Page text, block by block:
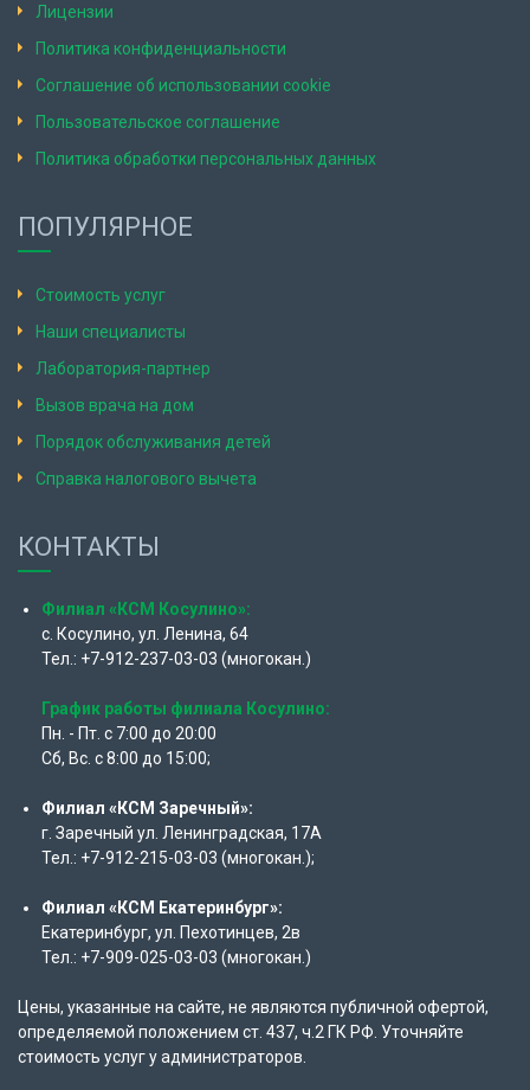
Лицензии
Политика конфиденциальности
Соглашение об использовании cookie
Пользовательское соглашение
Политика обработки персональных данных
ПОПУЛЯРНОЕ
Стоимость услуг
Наши специалисты
Лаборатория-партнер
Вызов врача на дом
Порядок обслуживания детей
Справка налогового вычета
КОНТАКТЫ
Филиал «КСМ Косулино»:
с. Косулино, ул. Ленина, 64
Тел.: +7-912-237-03-03 (многокан.)
График работы филиала Косулино:
Пн. - Пт. с 7:00 до 20:00
Сб, Вс. с 8:00 до 15:00;
Филиал «КСМ Заречный»:
г. Заречный ул. Ленинградская, 17А
Тел.: +7-912-215-03-03 (многокан.);
Филиал «КСМ Екатеринбург»:
Екатеринбург, ул. Пехотинцев, 2в
Тел.: +7-909-025-03-03 (многокан.)
Цены, указанные на сайте, не являются публичной офертой,
определяемой положением ст. 437, ч.2 ГК РФ. Уточняйте
стоимость услуг у администраторов.